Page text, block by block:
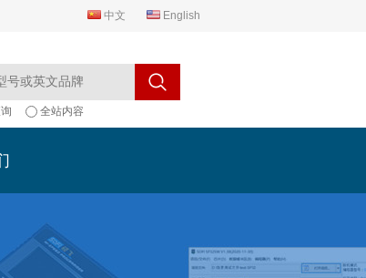
中文 English
询 全站内容